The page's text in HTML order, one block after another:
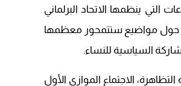
التي ينظمها الاتحاد البرلماني
حول مواضيع ستتمحور معظمها
السياسية للنساء.
الاجتماع الموازي الأول